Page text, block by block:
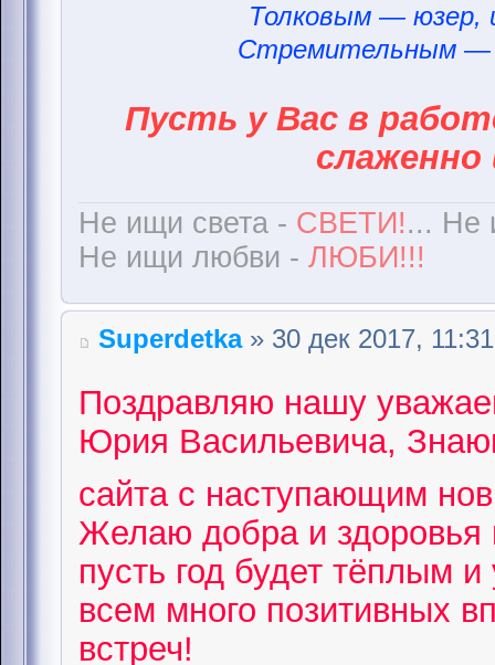
Толковым —
Стремительным —
Пусть у Вас в
слаженно
Не ищи света - СВЕТИ!... Не
Не ищи любви - ЛЮБИ!!!
Superdetka» 30 дек 2017, 11:31
Поздравляю нашу
Юрия Васильевича,
сайта с наступающим
Желаю добра и
пусть год будет тёплым
всем много позитивных
встреч!